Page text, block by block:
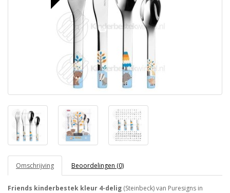
Omschrijving Beoordelingen (0)
Friends kinderbestek kleur 4-delig (Steinbeck) van Puresigns in